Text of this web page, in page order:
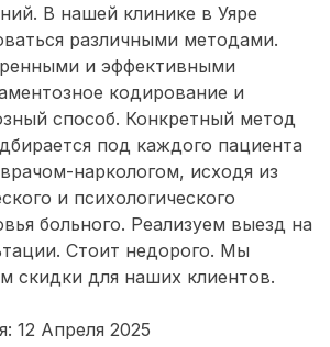
В нашей клинике в Уяре
различными методами.
и эффективными
кодирование и
способ. Конкретный метод
под каждого пациента
наркологом, исходя из
и психологического
больного. Реализуем выезд на
Стоит недорого. Мы
скидки для наших клиентов.
12 Апреля 2025